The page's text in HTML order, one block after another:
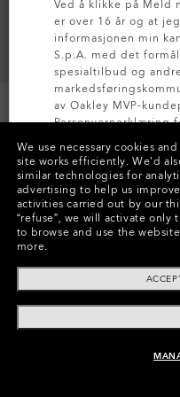
LEGG I
Farger (5) Blackout
Størrelse
44
We use necessary cookies
site works efficiently. We’d
similar technologies for
advertising to help us
activities carried out by our
“refuse”, we will activate only
to browse and use the
more.
Ved å klikke på Meld
er over 16 år og at
informasjonen min
S.p.A. med det
spesialtilbud og
av Oakley MVP-
Personvernerklæring
MELD DEG PÅ